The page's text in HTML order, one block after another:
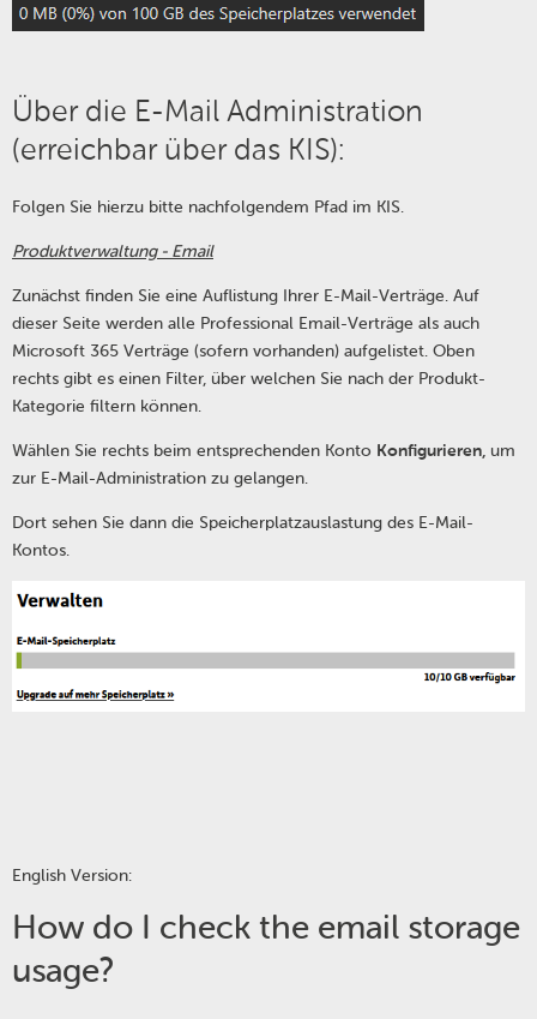
Über die E-Mail Administration
(erreichbar über das KIS):
Folgen Sie hierzu bitte nachfolgendem Pfad im KIS.
Produktverwaltung - Email
Zunächst finden Sie eine Auflistung Ihrer E-Mail-Verträge. Auf
dieser Seite werden alle Professional Email-Verträge als auch
Microsoft 365 Verträge (sofern vorhanden) aufgelistet. Oben
rechts gibt es einen Filter, über welchen Sie nach der Produkt-
Kategorie filtern können.
Wählen Sie rechts beim entsprechenden Konto Konfigurieren, um
zur E-Mail-Administration zu gelangen.
Dort sehen Sie dann die Speicherplatzauslastung des E-Mail-
Kontos.
English Version:
How do I check the email storage
usage?